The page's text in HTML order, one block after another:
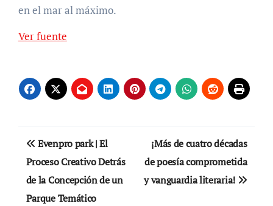
en el mar al máximo.
Ver fuente
Navegación
de
entradas
Evenpro park | El
Proceso Creativo Detrás
de la Concepción de un
Parque Temático
¡Más de cuatro décadas
de poesía comprometida
y vanguardia literaria!